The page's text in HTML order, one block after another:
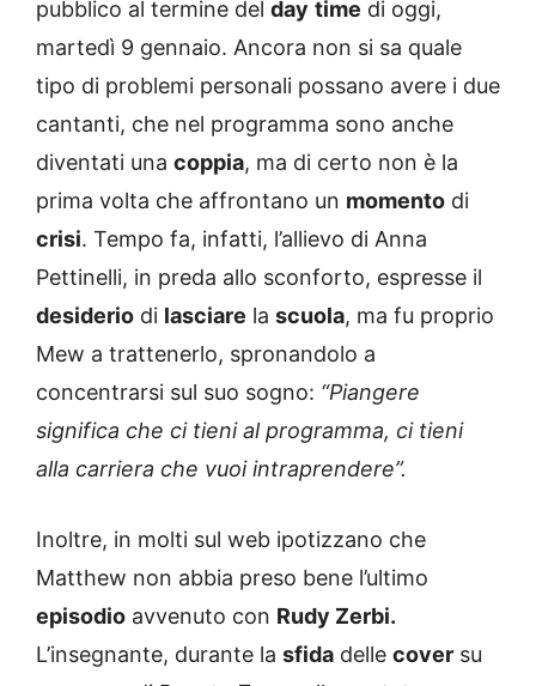
martedì 9 gennaio. Ancora non si sa quale
tipo di problemi personali possano avere i due
cantanti, che nel programma sono anche
diventati una
coppia
, ma di certo non è la
prima volta che affrontano un
momento
di
crisi . Tempo fa, infatti, l’allievo di Anna
Pettinelli, in preda allo sconforto, espresse il
desiderio
di lasciare la scuola
, ma fu proprio
Mew a trattenerlo, spronandolo a
concentrarsi sul suo sogno: “Piangere
significa che ci tieni al programma, ci tieni
alla carriera che vuoi intraprendere”.
Inoltre, in molti sul web ipotizzano che
Matthew non abbia preso bene l’ultimo
episodio
avvenuto con Rudy Zerbi.
L’insegnante, durante la
sfida delle
un pezzo di Renato Zero nella puntata